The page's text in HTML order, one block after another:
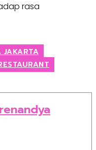
rasa
JAKARTA